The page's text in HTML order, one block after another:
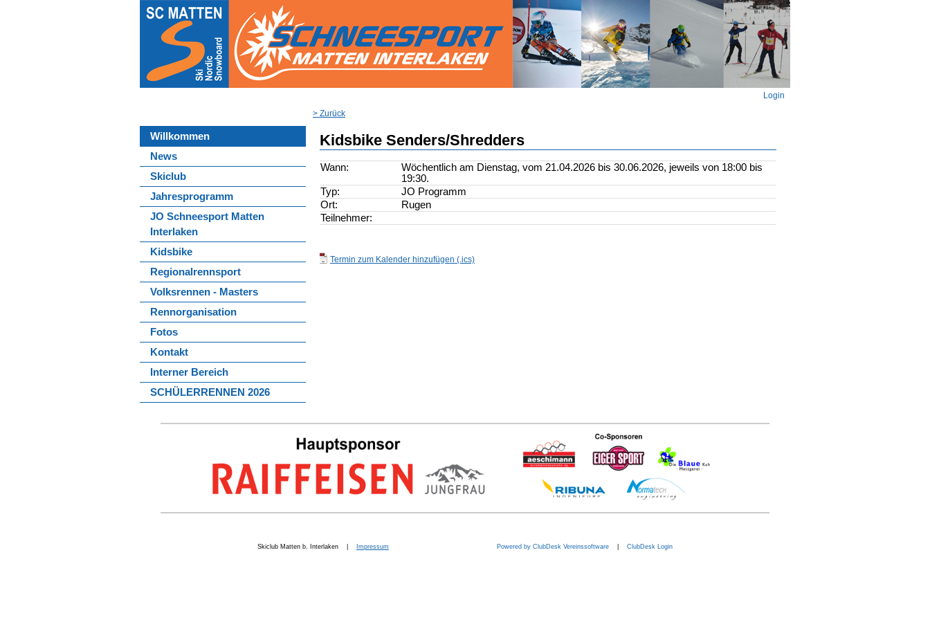
Login
Willkommen
News
Skiclub
Jahresprogramm
JO Schneesport Matten
Interlaken
Kidsbike
Regionalrennsport
Volksrennen - Masters
Rennorganisation
Fotos
Kontakt
Interner Bereich
SCHÜLERRENNEN 2026
> Zurück
Kidsbike Senders/Shredders
Wann:
Wöchentlich am Dienstag, vom 21.04.2026 bis 30.06.2026, jeweils von 18:00 bis
19:30.
Typ:
JO Programm
Ort:
Rugen
Teilnehmer:
Termin zum Kalender hinzufügen (.ics)
Skiclub Matten b. Interlaken | Impressum Powered by ClubDesk Vereinssoftware| ClubDesk Login